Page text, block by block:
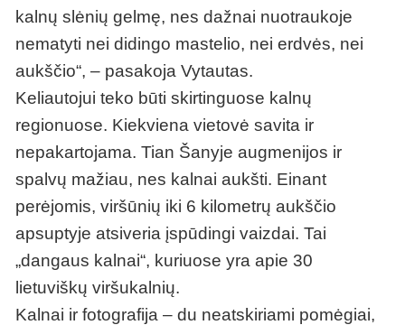
kalnų slėnių gelmę, nes dažnai nuotraukoje
nematyti nei didingo mastelio, nei erdvės, nei
aukščio“, – pasakoja Vytautas.
Keliautojui teko būti skirtinguose kalnų
regionuose. Kiekviena vietovė savita ir
nepakartojama. Tian Šanyje augmenijos ir
spalvų mažiau, nes kalnai aukšti. Einant
perėjomis, viršūnių iki 6 kilometrų aukščio
apsuptyje atsiveria įspūdingi vaizdai. Tai
„dangaus kalnai“, kuriuose yra apie 30
lietuviškų viršukalnių.
Kalnai ir fotografija – du neatskiriami pomėgiai,